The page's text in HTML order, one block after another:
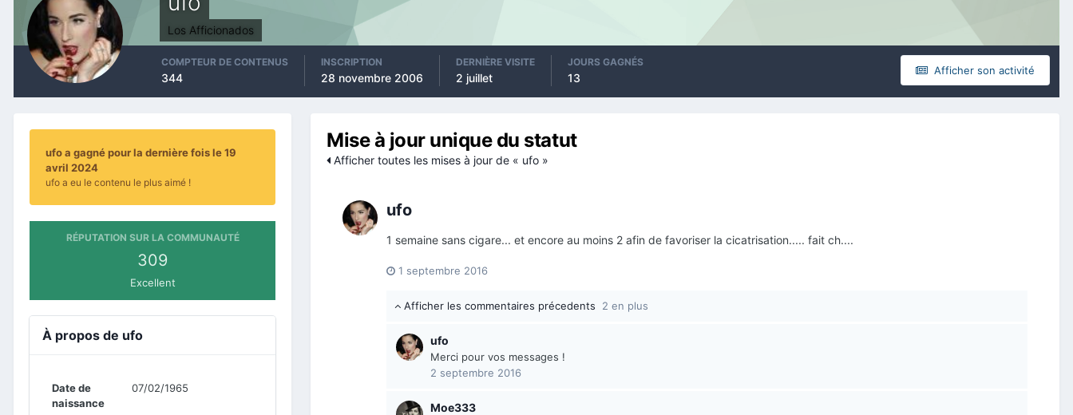
Los Afficionados
Afficher son activité
COMPTEUR DE CONTENUS
344
INSCRIPTION
28 novembre 2006
DERNIÈRE VISITE
2 juillet
JOURS GAGNÉS
13
ufo a gagné pour la dernière fois le 19
avril 2024
ufo a eu le contenu le plus aimé !
RÉPUTATION SUR LA COMMUNAUTÉ
309
Excellent
À propos de ufo
Date de
naissance
07/02/1965
Mise à jour unique du statut
Afficher toutes les mises à jour de « ufo »
ufo
1 semaine sans cigare... et encore au moins 2 afin de favoriser la cicatrisation..... fait ch....
1 septembre 2016
Afficher les commentaires précedents 2 en plus
ufo
Merci pour vos messages !
2 septembre 2016
Moe333